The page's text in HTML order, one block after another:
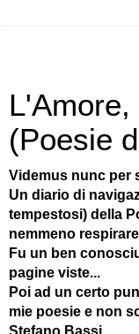
(Poesie
Videmus nunc per
Un diario di
tempestosi) della
nemmeno
Fu un ben
pagine viste...
Poi ad un certo
mie poesie e non
Stefano Bassi